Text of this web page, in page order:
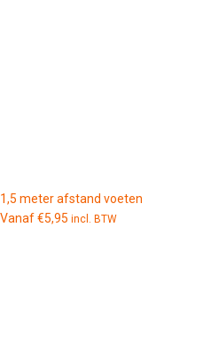
1,5 meter afstand voeten
Vanaf€5,95 incl. BTW